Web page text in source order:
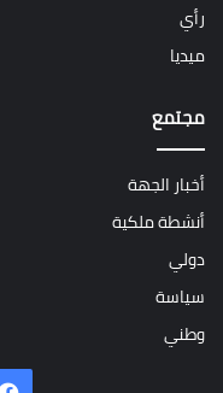
رأي
ميديا
مجتمع
أخبار الجهة
أنشطة ملكية
دولي
سياسة
وطني